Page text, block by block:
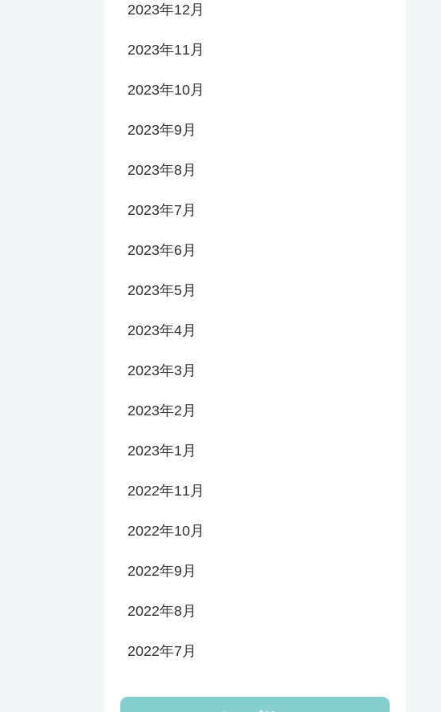
2023年12月
2023年11月
2023年10月
2023年9月
2023年8月
2023年7月
2023年6月
2023年5月
2023年4月
2023年3月
2023年2月
2023年1月
2022年11月
2022年10月
2022年9月
2022年8月
2022年7月